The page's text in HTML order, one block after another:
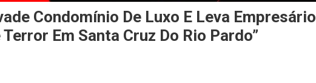
Condomínio De Luxo E Leva Empresário
Em Santa Cruz Do Rio Pardo”